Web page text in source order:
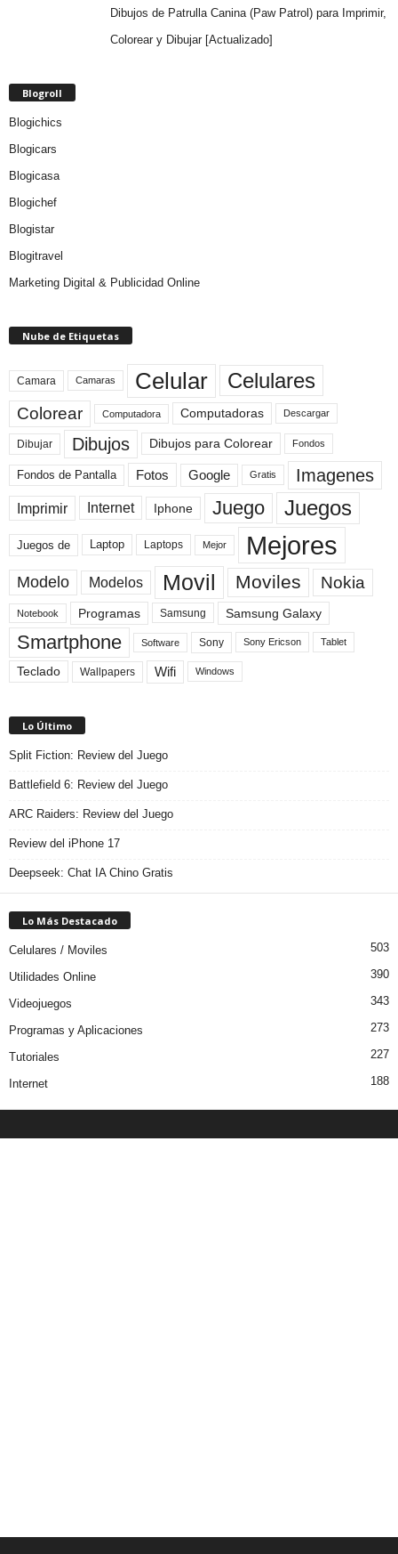
Dibujos de Patrulla Canina (Paw Patrol) para Imprimir,
Colorear y Dibujar [Actualizado]
Blogroll
Blogichics
Blogicars
Blogicasa
Blogichef
Blogistar
Blogitravel
Marketing Digital & Publicidad Online
Nube de Etiquetas
Camara Camaras Celular Celulares
Colorear Computadora Computadoras Descargar
Dibujar Dibujos Dibujos para Colorear Fondos
Fondos de Pantalla Fotos Google Gratis Imagenes
Imprimir Internet Iphone Juego Juegos
Juegos de Laptop Laptops Mejor Mejores
Modelo Modelos Movil Moviles Nokia
Notebook Programas Samsung Samsung Galaxy
Smartphone Software Sony Sony Ericson Tablet
Teclado Wallpapers Wifi Windows
Lo Último
Split Fiction: Review del Juego
Battlefield 6: Review del Juego
ARC Raiders: Review del Juego
Review del iPhone 17
Deepseek: Chat IA Chino Gratis
Lo Más Destacado
Celulares / Moviles 503
Utilidades Online 390
Videojuegos 343
Programas y Aplicaciones 273
Tutoriales 227
Internet 188